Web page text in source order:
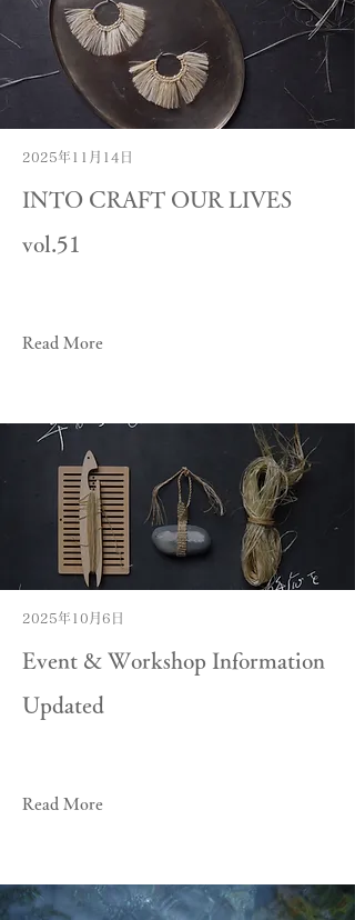
2025年11月14日
INTO CRAFT OUR LIVES
vol.51
Read More
2025年10月6日
Event & Workshop Information
Updated
Read More